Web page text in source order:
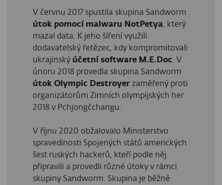
V červnu 2017 spustila skupina Sandworm
útok pomocí malwaru NotPetya, který
mazal data. K jeho šíření využili
dodavatelský řetězec, kdy kompromitovali
ukrajinský účetní software M.E.Doc. V
únoru 2018 provedla skupina Sandworm
útok Olympic Destroyer zaměřený proti
organizátorům Zimních olympijských her
2018 v Pchjongčchangu.
V říjnu 2020 obžalovalo Ministerstvo
spravedlnosti Spojených států amerických
šest ruských hackerů, kteří podle něj
připravili a provedli různé útoky v rámci
skupiny Sandworm. Skupina je běžně